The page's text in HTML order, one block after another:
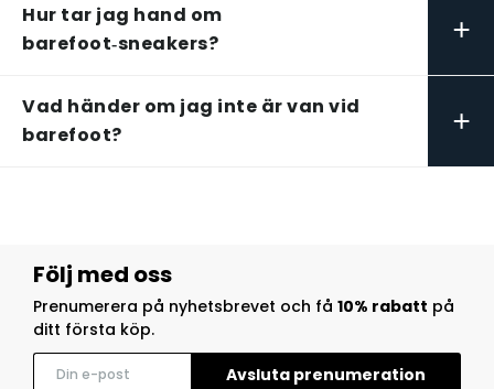
Hur tar jag hand om
barefoot‑sneakers?
+
Vad händer om jag inte är van vid
barefoot?
+
Följ med oss
Prenumerera på nyhetsbrevet och få 10% rabatt på
ditt första köp.